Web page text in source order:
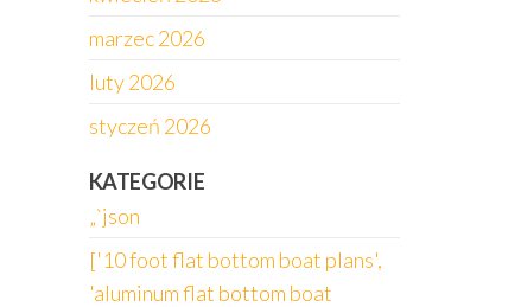
marzec 2026
luty 2026
styczeń 2026
KATEGORIE
„`json
['10 foot flat bottom boat plans',
'aluminum flat bottom boat